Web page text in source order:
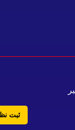
ثبت نظر